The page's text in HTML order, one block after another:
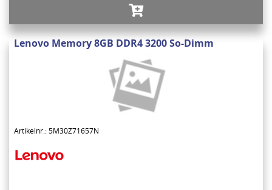
Lenovo Memory 8GB DDR4 3200 So-Dimm
Artikelnr.: 5M30Z71657N